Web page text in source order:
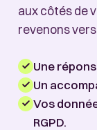
aux côtés de
revenons
Une
Un
Vos
RGPD.